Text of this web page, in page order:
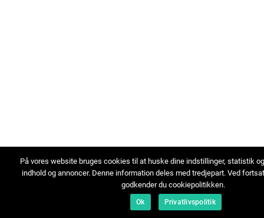
På vores website bruges cookies til at huske dine indstillinger, statistik
indhold og annoncer. Denne information deles med tredjepart. Ved
godkender du cookiepolitikken.
Ok Privatlivspolitik